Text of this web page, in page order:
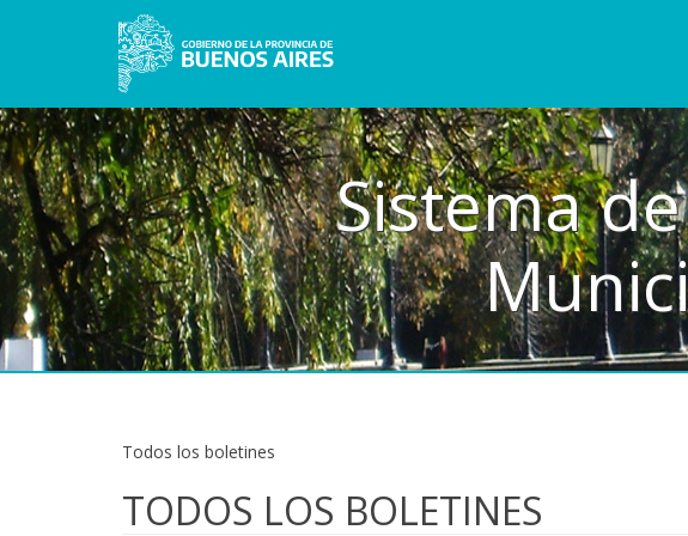
Sistema
Todos los boletines
TODOS LOS BOLETINES